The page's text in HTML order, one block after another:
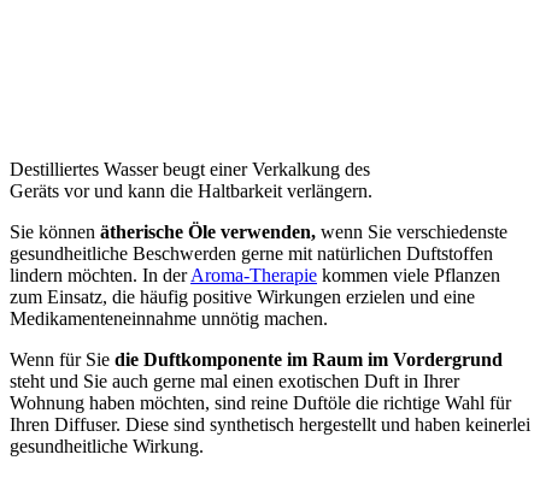
Destilliertes Wasser beugt einer Verkalkung des
Geräts vor und kann die Haltbarkeit verlängern.
Sie können ätherische Öle verwenden, wenn Sie verschiedenste
gesundheitliche Beschwerden gerne mit natürlichen Duftstoffen
lindern möchten. In derAroma-Therapie kommen viele Pflanzen
zum Einsatz, die häufig positive Wirkungen erzielen und eine
Medikamenteneinnahme unnötig machen.
Wenn für Sie die Duftkomponente im Raum im Vordergrund
steht und Sie auch gerne mal einen exotischen Duft in Ihrer
Wohnung haben möchten, sind reine Duftöle die richtige Wahl für
Ihren Diffuser. Diese sind synthetisch hergestellt und haben keinerlei
gesundheitliche Wirkung.